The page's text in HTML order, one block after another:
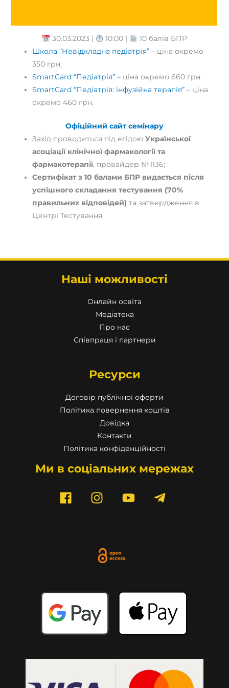
ТЕРАПІЯ
30.03.2023 | 10:00 |
10 балів БПР
Школа “Невідкладна педіатрія” – ціна окремо
350 грн;
SmartCard “Педіатрія” – ціна окремо 660 грн
SmartCard “Педіатрія: інфузійна терапія” – ціна
окремо 460 грн.
Офіційний сайт семінару
Захід проводиться під егідоюУкраїнської
асоціації клінічної фармакології та
фармакотерапії, провайдер №1136;
Сертифікат з 10 балами БПР видається після
успішного складання тестування (70%
правильних відповідей) та затвердження в
Центрі Тестування.
Наші можливості
Онлайн освіта
Медіатека
Про нас
Співпраця і партнери
Ресурси
Договір публічної оферти
Політика повернення коштів
Довідка
Контакти
Політика конфіденційності
Ми в соціальних мережах